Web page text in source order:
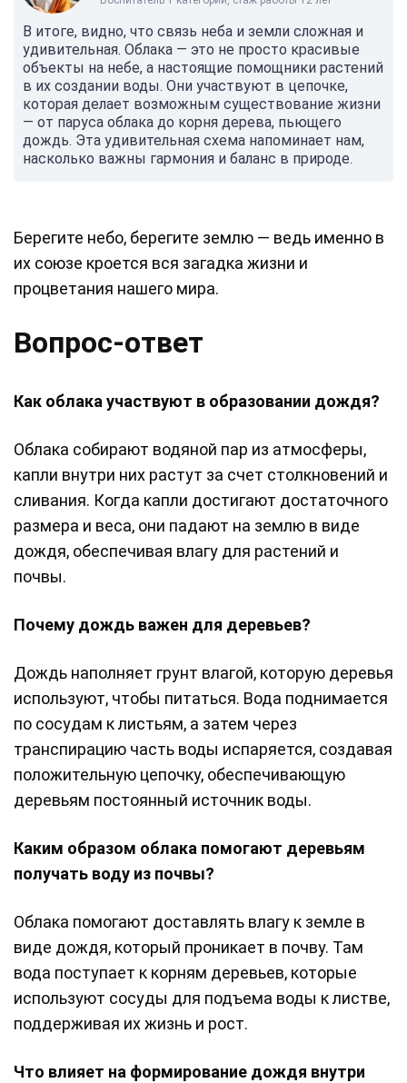
В итоге, видно, что связь неба и земли сложная и
удивительная. Облака — это не просто красивые
объекты на небе, а настоящие помощники растений
в их создании воды. Они участвуют в цепочке,
которая делает возможным существование жизни
— от паруса облака до корня дерева, пьющего
дождь. Эта удивительная схема напоминает нам,
насколько важны гармония и баланс в природе.
Берегите небо, берегите землю — ведь именно в
их союзе кроется вся загадка жизни и
процветания нашего мира.
Вопрос-ответ
Как облака участвуют в образовании дождя?
Облака собирают водяной пар из атмосферы,
капли внутри них растут за счет столкновений и
сливания. Когда капли достигают достаточного
размера и веса, они падают на землю в виде
дождя, обеспечивая влагу для растений и
почвы.
Почему дождь важен для деревьев?
Дождь наполняет грунт влагой, которую деревья
используют, чтобы питаться. Вода поднимается
по сосудам к листьям, а затем через
транспирацию часть воды испаряется, создавая
положительную цепочку, обеспечивающую
деревьям постоянный источник воды.
Каким образом облака помогают деревьям
получать воду из почвы?
Облака помогают доставлять влагу к земле в
виде дождя, который проникает в почву. Там
вода поступает к корням деревьев, которые
используют сосуды для подъема воды к листве,
поддерживая их жизнь и рост.
Что влияет на формирование дождя внутри